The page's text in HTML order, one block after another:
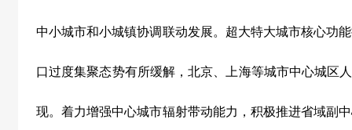
中小城市和小城镇协调联动发展。超大特大城市核心功
口过度集聚态势有所缓解，北京、上海等城市中心城区
现。着力增强中心城市辐射带动能力，积极推进省域副